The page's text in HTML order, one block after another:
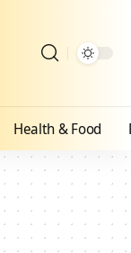
Health & Food